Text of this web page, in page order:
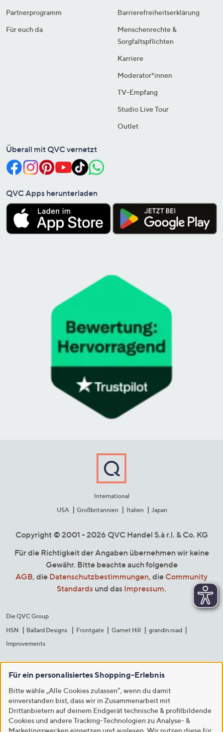
Partnerprogramm
Für euch da
Barrierefreiheitserklärung
Menschenrechte &
Sorgfaltspflichten
Karriere
Moderator*innen
TV-Empfang
Studio Live Tour
Outlet
Überall mit QVC vernetzt
QVC Apps herunterladen
International
USA
Großbritannien Italien Japan
Copyright © 2001 - 2026 QVC Handel S.à r.l. & Co. KG
Für die Richtigkeit der Angaben übernehmen wir keine
Gewähr. Bitte beachte auch folgende
AGB, die Datenschutzbestimmungen, die Community
Standards und das Impressum.
Die QVC Group
HSN
Ballard Designs Frontgate Garnet Hill
grandin road
Improvements
Für ein personalisiertes Shopping-Erlebnis
Bitte wähle „Alle Cookies zulassen“, wenn du damit
einverstanden bist, dass wir in Zusammenarbeit mit
Drittanbietern auf deinem Endgerät technische & profilbildende
Cookies und andere Tracking-Technologien zu Analyse- &
Marketingzwecken einsetzen und auslesen. Wir nutzen diese für